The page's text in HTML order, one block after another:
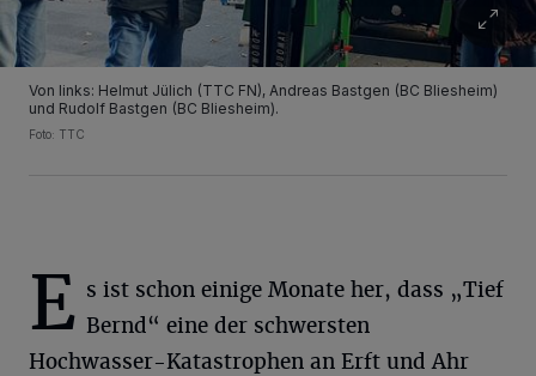
Von links: Helmut Jülich (TTC FN), Andreas Bastgen (BC Bliesheim)
und Rudolf Bastgen (BC Bliesheim).
Foto: TTC
E s ist schon einige Monate her, dass „Tief
Bernd“ eine der schwersten
Hochwasser-Katastrophen an Erft und Ahr